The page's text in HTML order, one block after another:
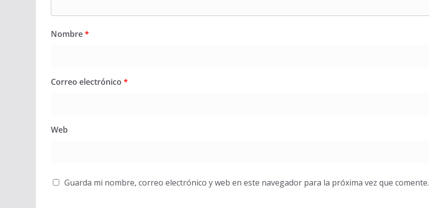
Nombre*
Correo electrónico *
Web
Guarda mi nombre, correo electrónico y web en este navegador para la próxima vez que comente.